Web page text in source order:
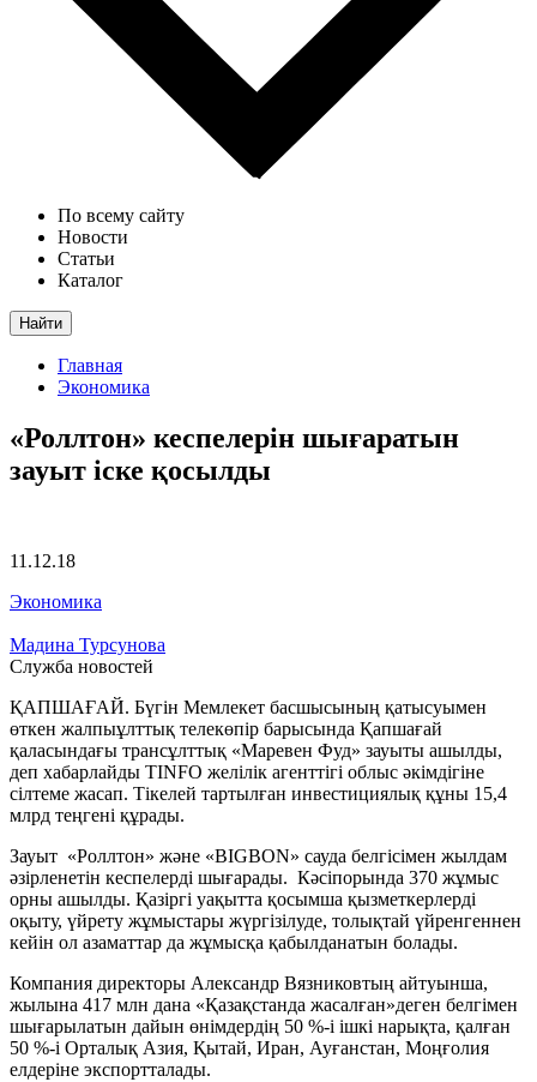
По всему сайту
Новости
Статьи
Каталог
Найти
Главная
Экономика
«Роллтон» кеспелерін шығаратын
зауыт іске қосылды
11.12.18
Экономика
Мадина Турсунова
Служба новостей
ҚАПШАҒАЙ. Бүгін Мемлекет басшысының қатысуымен
өткен жалпыұлттық телекөпір барысында Қапшағай
қаласындағы трансұлттық «Маревен Фуд» зауыты ашылды,
деп хабарлайды TINFO желілік агенттігі облыс әкімдігіне
сілтеме жасап. Тікелей тартылған инвестициялық құны 15,4
млрд теңгені құрады.
Зауыт «Роллтон» және «BIGBON» сауда белгісімен жылдам
әзірленетін кеспелерді шығарады. Кәсіпорында 370 жұмыс
орны ашылды. Қазіргі уақытта қосымша қызметкерлерді
оқыту, үйрету жұмыстары жүргізілуде, толықтай үйренгеннен
кейін ол азаматтар да жұмысқа қабылданатын болады.
Компания директоры Александр Вязниковтың айтуынша,
жылына 417 млн дана «Қазақстанда жасалған»деген белгімен
шығарылатын дайын өнімдердің 50 %-і ішкі нарықта, қалған
50 %-і Орталық Азия, Қытай, Иран, Ауғанстан, Моңғолия
елдеріне экспортталады.